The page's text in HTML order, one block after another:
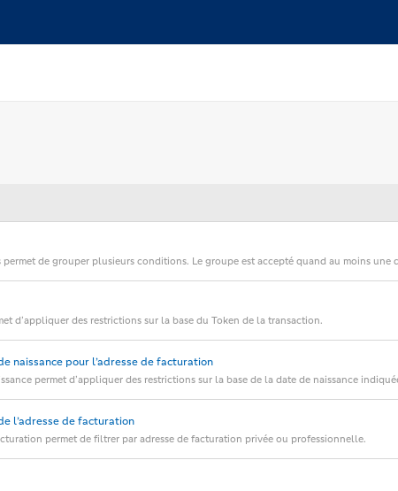
de grouper plusieurs conditions. Le groupe est accepté quand au moins une
d’appliquer des restrictions sur la base du Token de la transaction.
naissance pour l’adresse de facturation
permet d’appliquer des restrictions sur la base de la date de naissance
l’adresse de facturation
permet de filtrer par adresse de facturation privée ou professionnelle.